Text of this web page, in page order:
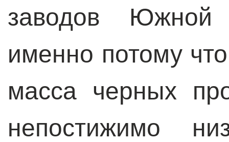
заводов
именно потому
масса черных
непостижимо